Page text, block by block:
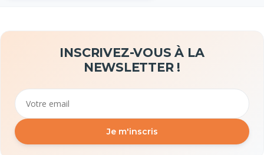
INSCRIVEZ-VOUS À LA
NEWSLETTER !
Email
Je m'inscris